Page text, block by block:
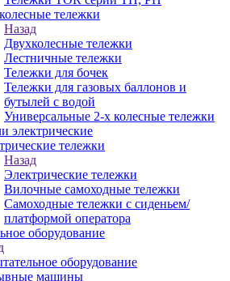
тележки
Назад
Двухколесные тележки
Лестничные тележки
Тележки для бочек
Тележки для газовых баллонов и
бутылей с водой
Универсальные 2-х колесные тележки
электрические
тележки
Назад
Электрические тележки
Вилочные самоходные тележки
Самоходные тележки с сиденьем/
платформой оператора
оборудование
оборудование
машины